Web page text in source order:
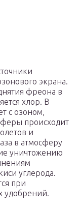
экрана.
фреона в
хлор. В
с озоном,
происходит
и
в атмосферу
уничтожению
углерода.
при
удобрений.